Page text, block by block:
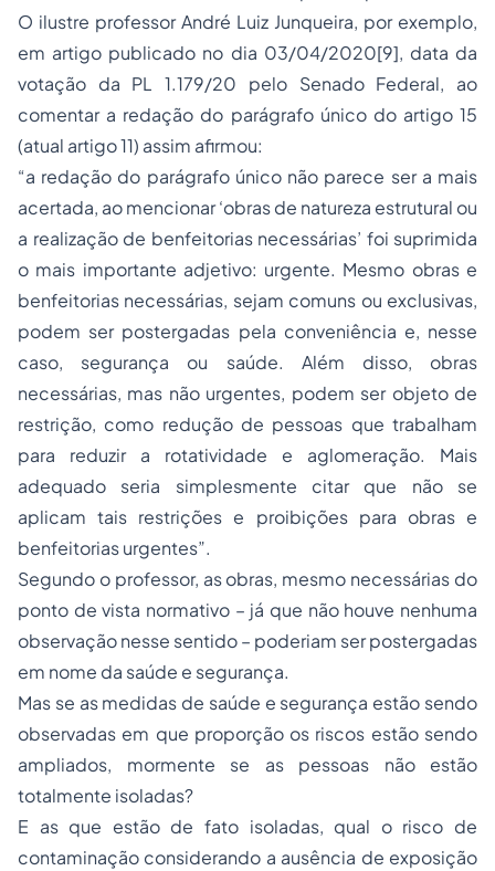
O ilustre professor André Luiz Junqueira, por exemplo,
em artigo publicado no dia 03/04/2020[9], data da
votação da PL 1.179/20 pelo Senado Federal, ao
comentar a redação do parágrafo único do artigo 15
(atual artigo 11) assim afirmou:
“a redação do parágrafo único não parece ser a mais
acertada, ao mencionar ‘obras de natureza estrutural ou
a realização de benfeitorias necessárias’ foi suprimida
o mais importante adjetivo: urgente. Mesmo obras e
benfeitorias necessárias, sejam comuns ou exclusivas,
podem ser postergadas pela conveniência e, nesse
caso, segurança ou saúde. Além disso, obras
necessárias, mas não urgentes, podem ser objeto de
restrição, como redução de pessoas que trabalham
para reduzir a rotatividade e aglomeração. Mais
adequado seria simplesmente citar que não se
aplicam tais restrições e proibições para obras e
benfeitorias urgentes”.
Segundo o professor, as obras, mesmo necessárias do
ponto de vista normativo – já que não houve nenhuma
observação nesse sentido – poderiam ser postergadas
em nome da saúde e segurança.
Mas se as medidas de saúde e segurança estão sendo
observadas em que proporção os riscos estão sendo
ampliados, mormente se as pessoas não estão
totalmente isoladas?
E as que estão de fato isoladas, qual o risco de
contaminação considerando a ausência de exposição